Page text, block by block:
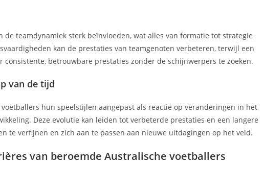
teamdynamiek sterk beïnvloeden, wat alles van formatie tot strategie
kan de prestaties van teamgenoten verbeteren, terwijl een
betrouwbare prestaties zonder de schijnwerpers te zoeken.
van de tijd
hun speelstijlen aangepast als reactie op veranderingen in het
Deze evolutie kan leiden tot verbeterde prestaties en een langere
te verfijnen en zich aan te passen aan nieuwe uitdagingen op het veld.
van beroemde Australische voetballers